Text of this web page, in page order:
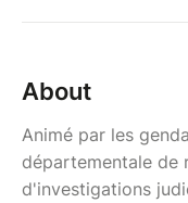
About
Animé par les
départementale de
d'investigations